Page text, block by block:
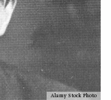
Alamy Stock Photo